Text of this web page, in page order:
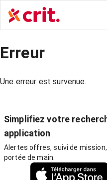
Erreur
Une erreur est survenue.
Simplifiez votre
application
Alertes offres, suivi de
portée de main.